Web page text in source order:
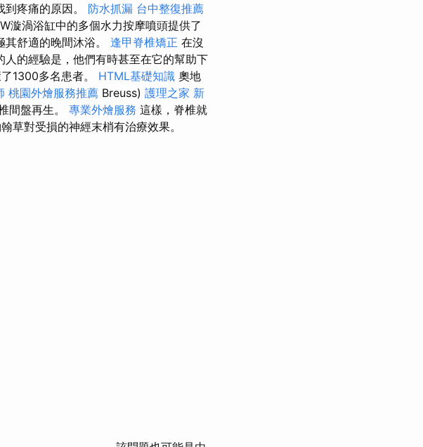
疼痛的原因。 防水抓漏 台中整復推薦
漩渦浴缸中的多個水力按摩噴頭提供了
舒適的晚間沐浴。 逢甲脊椎矯正 在沒
的經驗是，他們有時甚至在它的幫助下
1300多名患者。 HTML基礎知識 奧地
桃園外燴服務推薦 Breuss) 護理之家 新
間盤再生。 專業外燴服務 這樣，脊椎就
草對受損的神經末梢有治療效果。